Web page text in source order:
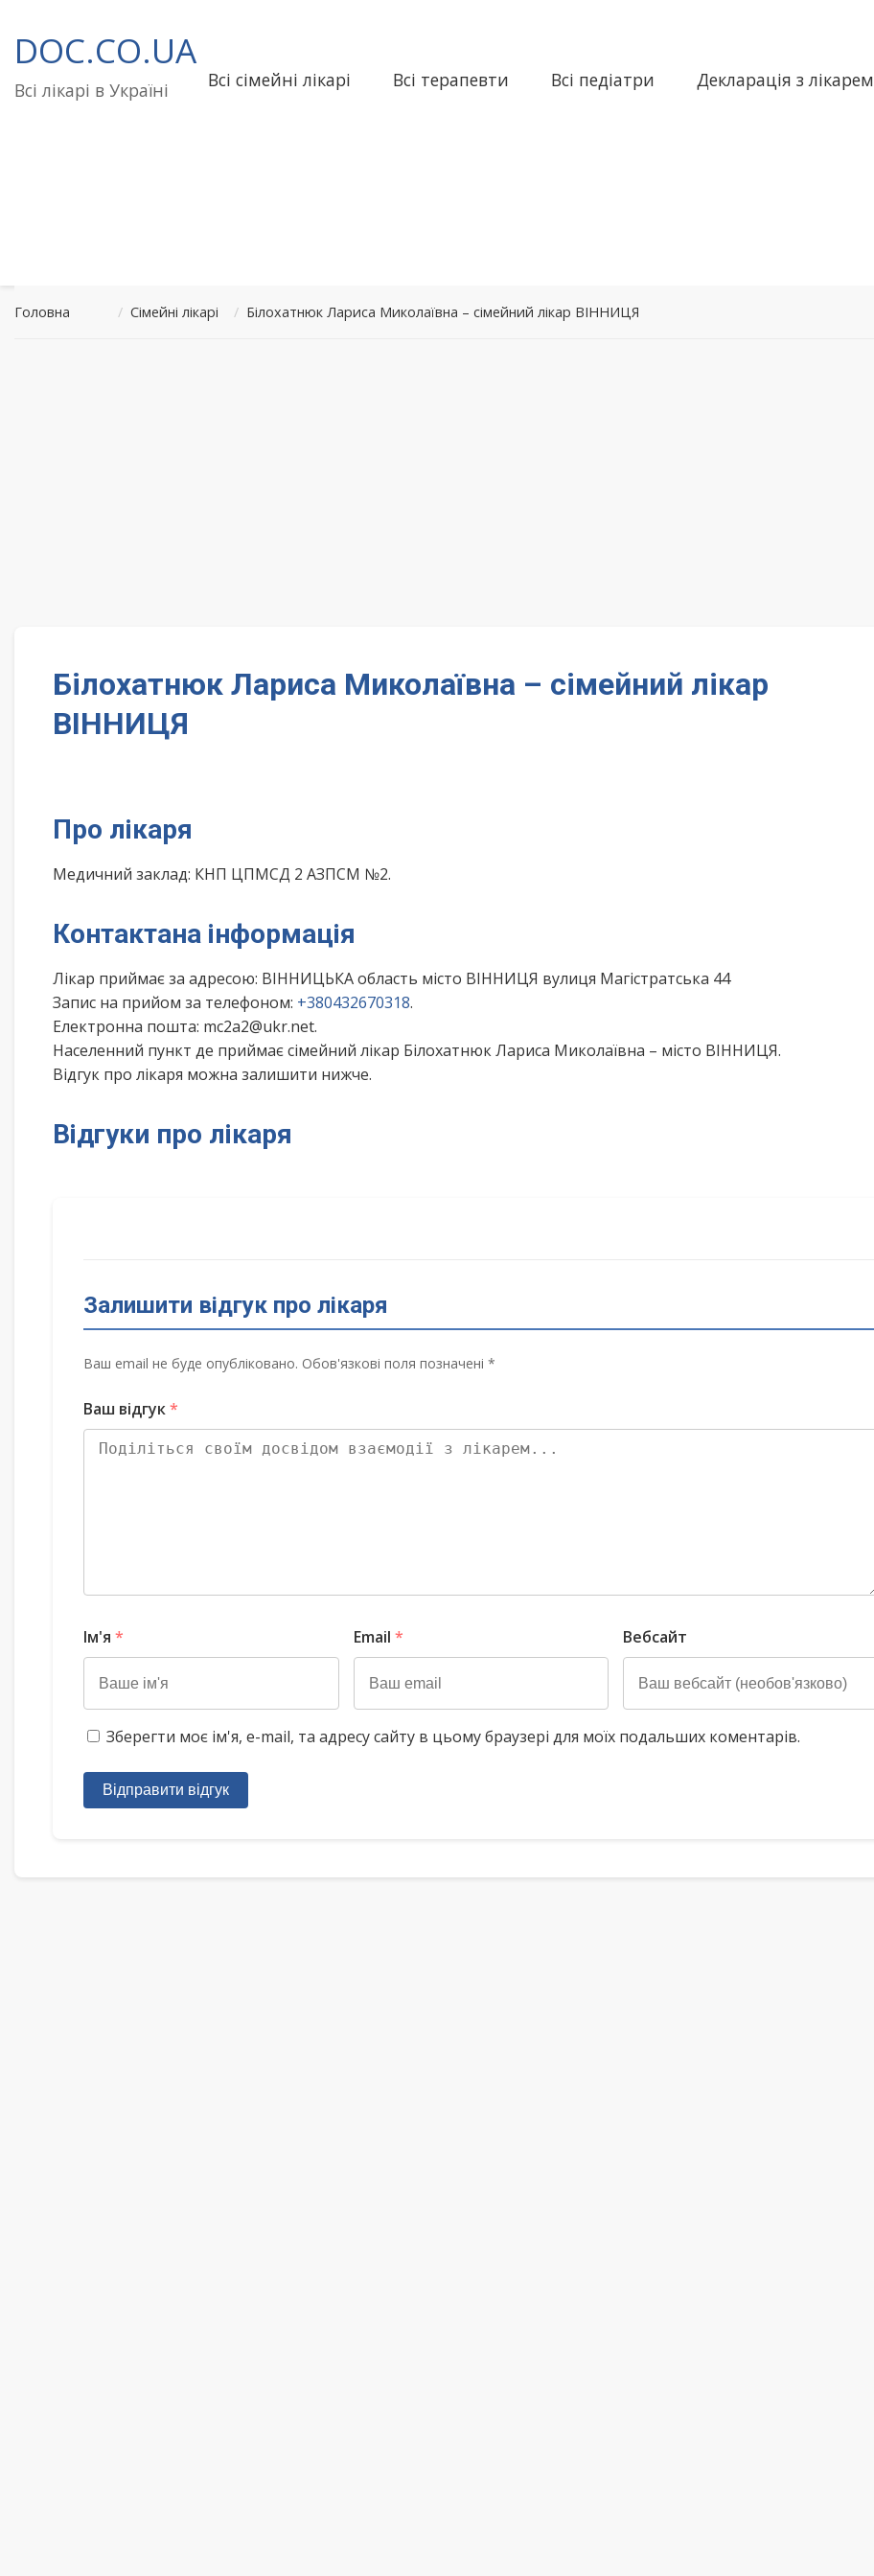
до
вмісту
DOC.CO.UA
Всі лікарі в Україні Всі сімейні лікарі Всі терапевти Всі педіатри Декларація з лікарем
Головна / Сімейні лікарі / Білохатнюк Лариса Миколаївна – сімейний лікар ВІННИЦЯ
Білохатнюк Лариса Миколаївна – сімейний лікар
ВІННИЦЯ
Про лікаря
Медичний заклад: КНП ЦПМСД 2 АЗПСМ №2.
Контактана інформація
Лікар приймає за адресою: ВІННИЦЬКА область місто ВІННИЦЯ вулиця Магістратська 44
Запис на прийом за телефоном: +380432670318.
Електронна пошта: mc2a2@ukr.net.
Населенний пункт де приймає сімейний лікар Білохатнюк Лариса Миколаївна – місто ВІННИЦЯ.
Відгук про лікаря можна залишити нижче.
Відгуки про лікаря
Залишити відгук про лікаря
Ваш email не буде опубліковано. Обов'язкові поля позначені *
Ваш відгук*
Ім'я * Email * Вебсайт
Зберегти моє ім'я, e-mail, та адресу сайту в цьому браузері для моїх подальших коментарів.
Відправити відгук